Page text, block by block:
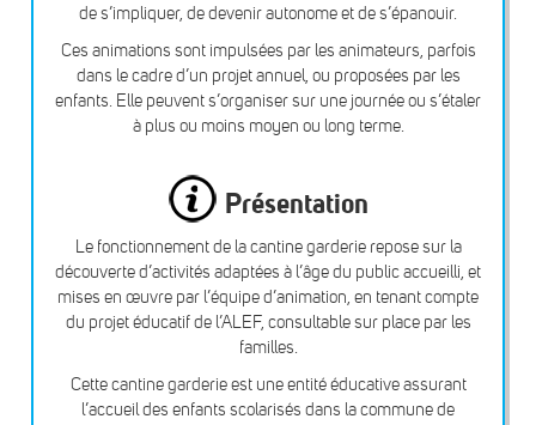
de s’impliquer, de devenir autonome et de s’épanouir.
Ces animations sont impulsées par les animateurs, parfois
dans le cadre d’un projet annuel, ou proposées par les
enfants. Elle peuvent s’organiser sur une journée ou s’étaler
à plus ou moins moyen ou long terme.
Présentation
Le fonctionnement de la cantine garderie repose sur la
découverte d’activités adaptées à l’âge du public accueilli, et
mises en œuvre par l’équipe d’animation, en tenant compte
du projet éducatif de l’ALEF, consultable sur place par les
familles.
Cette cantine garderie est une entité éducative assurant
l’accueil des enfants scolarisés dans la commune de